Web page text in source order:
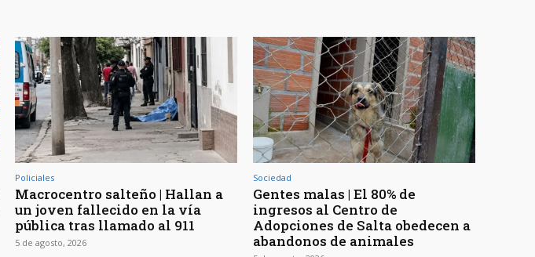
Policiales
Macrocentro salteño | Hallan a
un joven fallecido en la vía
pública tras llamado al 911
5 de agosto, 2026
Sociedad
Gentes malas | El 80% de
ingresos al Centro de
Adopciones de Salta obedecen a
abandonos de animales